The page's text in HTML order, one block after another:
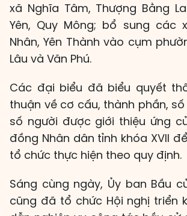
xã Nghĩa Tâm, Thượng Bằng
Yên, Quy Mông; bổ sung các
Nhân, Yên Thành vào cụm
Lâu và Văn Phú.
Các đại biểu đã biểu quyết
thuận về cơ cấu, thành phần,
số người được giới thiệu ứng
đồng Nhân dân tỉnh khóa XVII
tổ chức thực hiện theo quy định.
Sáng cùng ngày, Ủy ban Bầu
cũng đã tổ chức Hội nghị triển